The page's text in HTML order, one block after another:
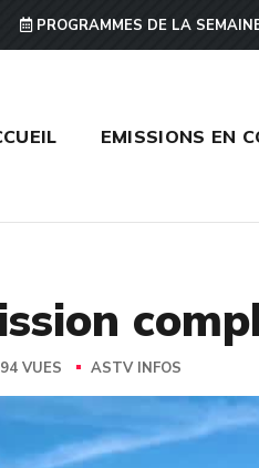
PROGRAMMES DE LA
EMISSIONS EN
VUES ASTV INFOS